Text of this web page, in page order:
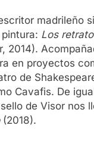
madrileño
Los
2014).
en proyectos
de
Cavafis. De
de Visor nos
(2018).